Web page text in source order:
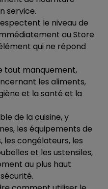
service.
le niveau de
au Store
qui ne répond
tout manquement,
les aliments,
et la santé et la
de la cuisine, y
les équipements de
les congélateurs, les
et les ustensiles,
au plus haut